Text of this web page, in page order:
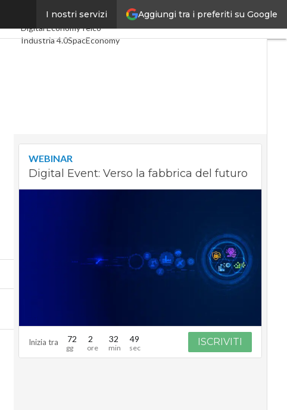
Aggiungi tra i preferiti su Google
I nostri servizi
Ultimi articoli
Digital EconomyTelco
Industria 4.0SpacEconomy
WEBINAR
Digital Event: Verso la fabbrica del futuro
Inizia tra 72 2 32 48 ISCRIVITI